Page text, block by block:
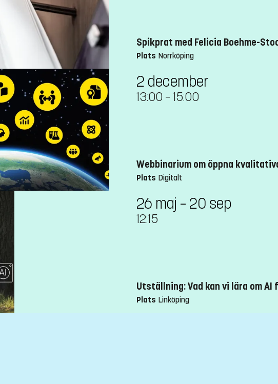
Spikprat med Felicia Boehme-
Plats Norrköping
2 december
13:00 – 15:00
Webbinarium om öppna
Plats Digitalt
26 maj – 20 sep
12:15
Utställning: Vad kan vi lära om
Plats Linköping